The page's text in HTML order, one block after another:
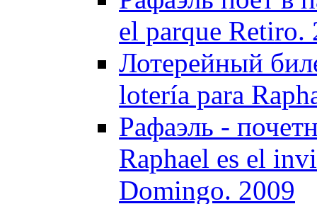
el parque Retiro.
Лотерейный
lotería para
Рафаэль -
Raphael es el
Domingo. 2009